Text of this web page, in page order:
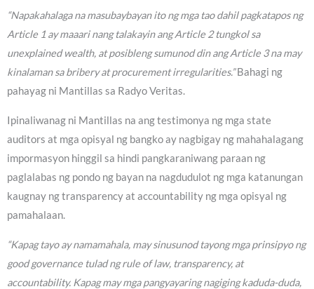
“Napakahalaga na masubaybayan ito ng mga tao dahil pagkatapos ng
Article 1 ay maaari nang talakayin ang Article 2 tungkol sa
unexplained wealth, at posibleng sumunod din ang Article 3 na may
kinalaman sa bribery at procurement irregularities.”Bahagi ng
pahayag ni Mantillas sa Radyo Veritas.
Ipinaliwanag ni Mantillas na ang testimonya ng mga state
auditors at mga opisyal ng bangko ay nagbigay ng mahahalagang
impormasyon hinggil sa hindi pangkaraniwang paraan ng
paglalabas ng pondo ng bayan na nagdudulot ng mga katanungan
kaugnay ng transparency at accountability ng mga opisyal ng
pamahalaan.
“Kapag tayo ay namamahala, may sinusunod tayong mga prinsipyo ng
good governance tulad ng rule of law, transparency, at
accountability. Kapag may mga pangyayaring nagiging kaduda-duda,